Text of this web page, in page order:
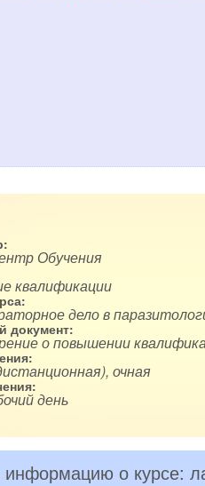
Обучения
квалификации
дело в
документ:
о повышении
очная
день
информацию о курсе: